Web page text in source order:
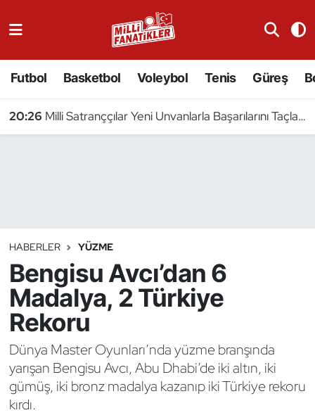
Futbol Basketbol Voleybol Tenis Güreş
20:26Milli Satranççılar Yeni Unvanlarla Başarılarını Taçlandırdı
20:235 Milli Pentatlet Avrupa Şampiyonası'nda Yarı Finalde
HABERLER YÜZME
Bengisu Avcı’dan 6
Madalya, 2 Türkiye
Rekoru
Dünya Master Oyunları’nda yüzme branşında
yarışan Bengisu Avcı, Abu Dhabi’de iki altın, iki
gümüş, iki bronz madalya kazanıp iki Türkiye rekoru
kırdı.
Badminton
Binicilik
Bisiklet
Bocce Bowling Dart
Boks